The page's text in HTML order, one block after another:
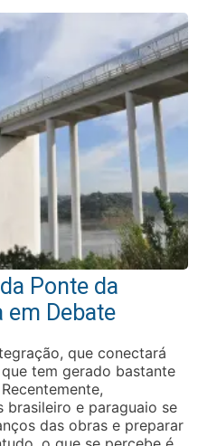
Ponte da
em Debate
que conectará
tem gerado bastante
brasileiro e paraguaio se
das obras e preparar